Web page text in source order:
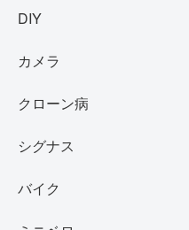
DIY
カメラ
クローン病
シグナス
バイク